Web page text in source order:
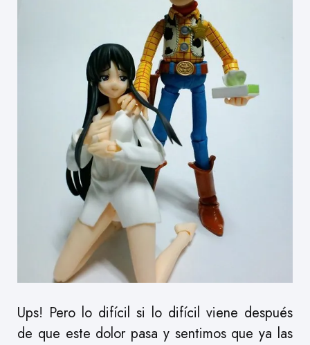
Ups! Pero lo difícil si lo difícil viene después
de que este dolor pasa y sentimos que ya las